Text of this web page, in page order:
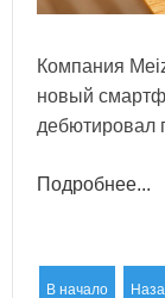
Компания
новый
дебютировал
Подробнее...
В начало